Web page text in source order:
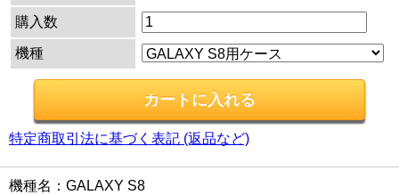
購入数
機種
特定商取引法に基づく表記 (返品など)
機種名：GALAXY S8